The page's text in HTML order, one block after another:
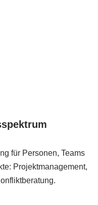
für Personen, Teams
Projektmanagement,